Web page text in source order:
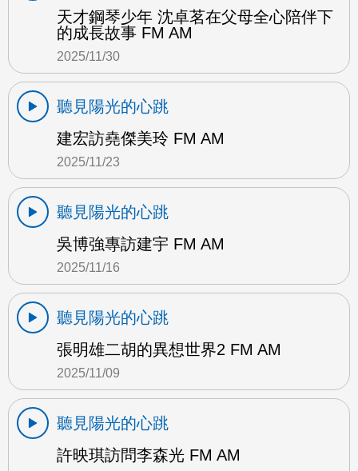
天才鋼琴少年 沈卓茗在父母全心陪伴下
的成長故事 FM AM
2025/11/30
聽見陽光的心跳
建宏訪堯傑美玲 FM AM
2025/11/23
聽見陽光的心跳
吳博強專訪建宇 FM AM
2025/11/16
聽見陽光的心跳
張明雄二胡的異想世界2 FM AM
2025/11/09
聽見陽光的心跳
許映琪訪問李森光 FM AM